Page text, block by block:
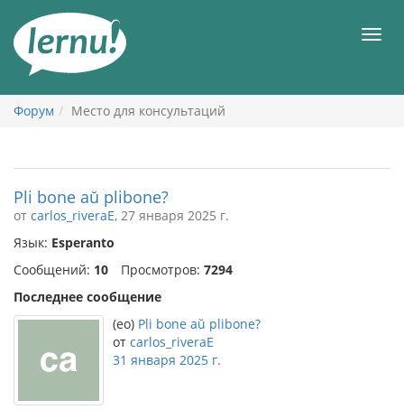
содержанию
Форум Место для консультаций
Pli bone aŭ plibone?
от carlos_riveraE, 27 января 2025 г.
Язык: Esperanto
Сообщений: 10 Просмотров: 7294
Последнее сообщение
(eo) Pli bone aŭ plibone?
от carlos_riveraE
31 января 2025 г.